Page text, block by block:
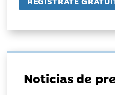
Noticias de